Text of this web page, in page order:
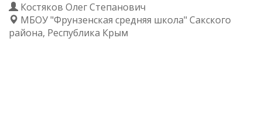
Костяков Олег Степанович
МБОУ "Фрунзенская средняя школа" Сакского
района, Республика Крым